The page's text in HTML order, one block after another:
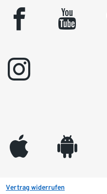
facebook youtube
instagram
appleinc android
Vertrag widerrufen